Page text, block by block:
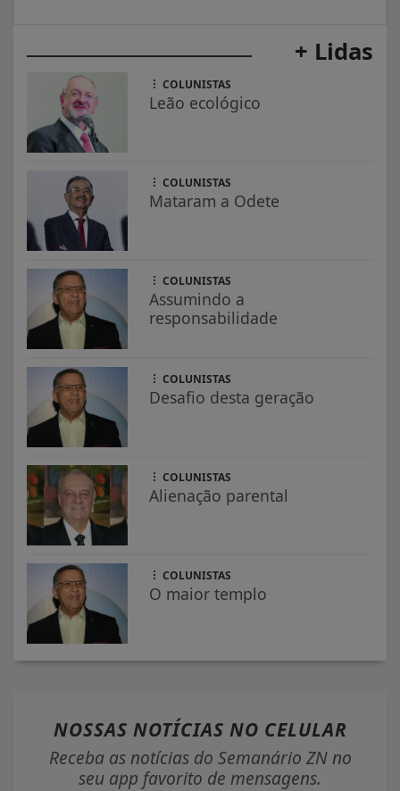
+ Lidas
COLUNISTAS
Leão ecológico
COLUNISTAS
Mataram a Odete
COLUNISTAS
Assumindo a
responsabilidade
COLUNISTAS
Desafio desta geração
COLUNISTAS
Alienação parental
COLUNISTAS
O maior templo
NOSSAS NOTÍCIAS NO CELULAR
Receba as notícias do Semanário ZN no
seu app favorito de mensagens.